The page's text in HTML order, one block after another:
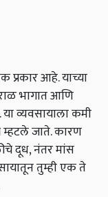
प्रकार आहे. याच्या
भागात आणि
व्यवसायाला कमी
जाते. कारण
दूध, नंतर मांस
तुम्ही एक ते